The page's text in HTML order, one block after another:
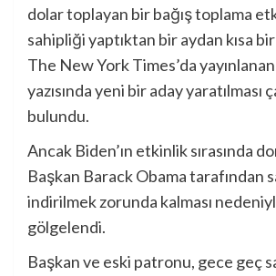
dolar toplayan bir bağış toplama
sahipliği yaptıktan bir aydan kısa
The New York Times’da
yazısında yeni bir aday yaratılması
bulundu.
Ancak Biden’ın etkinlik sırasında
Başkan Barack Obama tarafından
indirilmek zorunda kalması
gölgelendi.
Başkan ve eski patronu, gece geç